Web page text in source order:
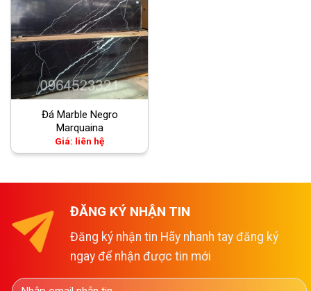
Đá Marble Negro
Marquaina
Giá: liên hệ
ĐĂNG KÝ NHẬN TIN
Đăng ký nhận tin Hãy nhanh tay đăng ký
ngay để nhận được tin mới